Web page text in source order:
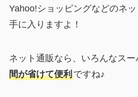
Yahoo!ショッピングなどのネ
手に入りますよ！
ネット通販なら、いろんなスー
間が省けて便利ですね♪